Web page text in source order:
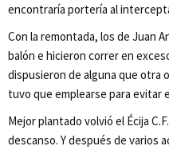
encontraría portería al
Con la remontada, los de Juan
balón e hicieron correr en
dispusieron de alguna que otra
tuvo que emplearse para evitar
Mejor plantado volvió el Écija
descanso. Y después de varios